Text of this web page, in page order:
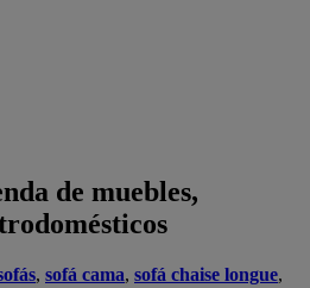
de muebles,
, sofá cama, sofá chaise longue,